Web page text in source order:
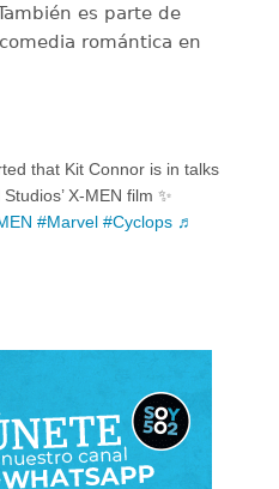
es parte de
romántica en
that Kit Connor is in talks
X-MEN film ✨
#Marvel #Cyclops ♬